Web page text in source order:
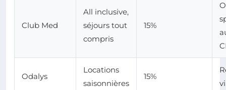
Club Med
All inclusive,
séjours tout
compris
15%
Odalys
Locations
saisonnières
15%